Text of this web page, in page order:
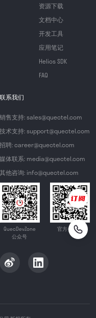
资源下载
文档中心
开发工具
应用笔记
Helios SDK
FAQ
联系我们
销售支持: sales@quectel.com
技术支持: support@quectel.com
招聘: career@quectel.com
媒体联系: media@quectel.com
其他咨询: info@quectel.com
QuecDevZone
公众号
官方公众号